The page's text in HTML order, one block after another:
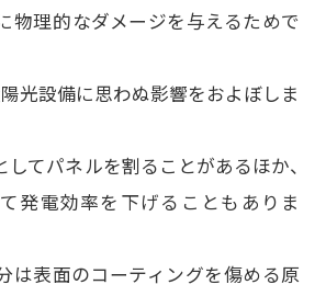
物理的なダメージを与えるためで
光設備に思わぬ影響をおよぼしま
てパネルを割ることがあるほか、
発電効率を下げることもありま
は表面のコーティングを傷める原